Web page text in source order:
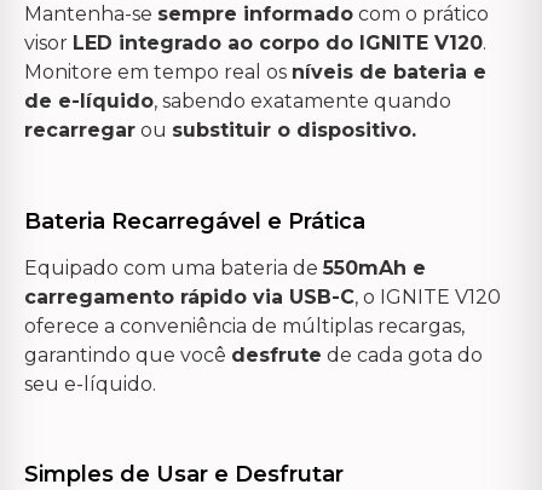
Mantenha-se sempre informado com o prático
visor LED integrado ao corpo do IGNITE V120.
Monitore em tempo real os níveis de bateria e
de e-líquido, sabendo exatamente quando
recarregar ou substituir o dispositivo.
Bateria Recarregável e Prática
Equipado com uma bateria de550mAh e
carregamento rápido via USB-C, o IGNITE V120
oferece a conveniência de múltiplas recargas,
garantindo que você desfrute de cada gota do
seu e-líquido.
Simples de Usar e Desfrutar